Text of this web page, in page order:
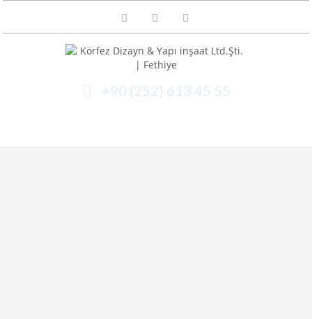
+90 (252) 613 45 55